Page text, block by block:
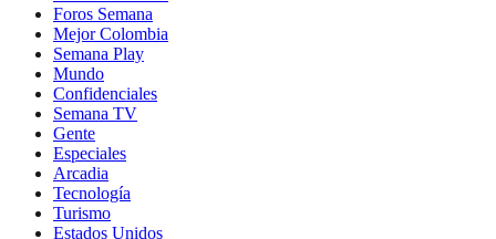
Foros Semana
Mejor Colombia
Semana Play
Mundo
Confidenciales
Semana TV
Gente
Especiales
Arcadia
Tecnología
Turismo
Estados Unidos